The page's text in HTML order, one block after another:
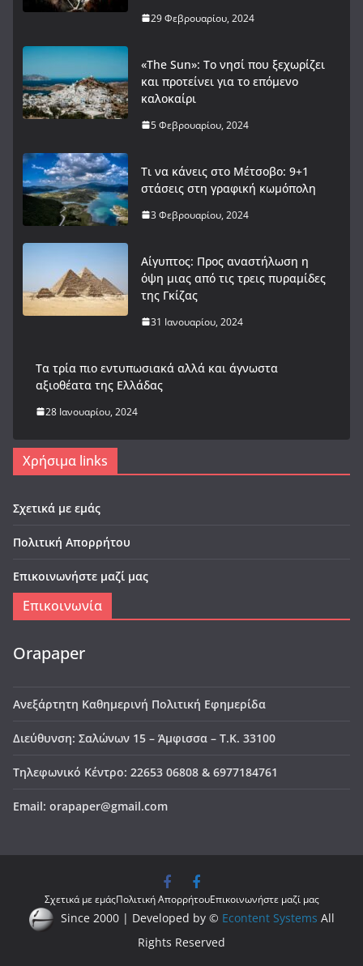
29 Φεβρουαρίου, 2024
«The Sun»: Το νησί που ξεχωρίζει
και προτείνει για το επόμενο
καλοκαίρι
5 Φεβρουαρίου, 2024
Τι να κάνεις στο Μέτσοβο: 9+1
στάσεις στη γραφική κωμόπολη
3 Φεβρουαρίου, 2024
Αίγυπτος: Προς αναστήλωση η
όψη μιας από τις τρεις πυραμίδες
της Γκίζας
31 Ιανουαρίου, 2024
Tα τρία πιο εντυπωσιακά αλλά και άγνωστα
αξιοθέατα της Ελλάδας
28 Ιανουαρίου, 2024
Χρήσιμα links
Σχετικά με εμάς
Πολιτική Απορρήτου
Επικοινωνήστε μαζί μας
Επικοινωνία
Orapaper
Ανεξάρτητη Καθημερινή Πολιτική Εφημερίδα
Διεύθυνση: Σαλώνων 15 – Άμφισσα – Τ.Κ. 33100
Τηλεφωνικό Κέντρο: 22653 06808 & 6977184761
Email: orapaper@gmail.com
Σχετικά με εμάςΠολιτική ΑπορρήτουΕπικοινωνήστε μαζί μας
Since 2000 | Developed by © Econtent Systems All
Rights Reserved